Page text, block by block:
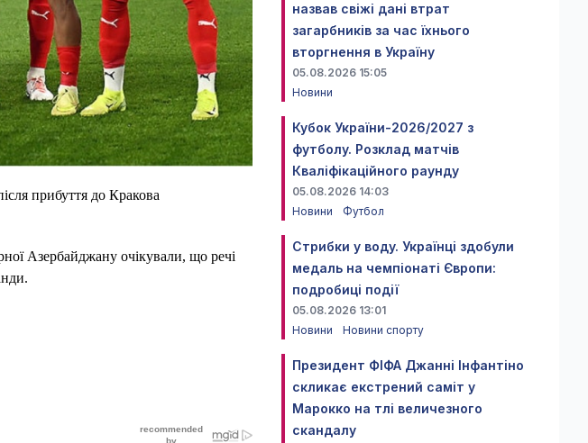
прибуття до Кракова
Азербайджану очікували, що речі
назвав свіжі дані втрат
загарбників за час їхнього
вторгнення в Україну
05.08.2026 15:05
Новини
Кубок України-2026/2027 з
футболу. Розклад матчів
Кваліфікаційного раунду
05.08.2026 14:03
Новини
Футбол
Стрибки у воду. Українці здобули
медаль на чемпіонаті Європи:
подробиці події
05.08.2026 13:01
Новини
Новини спорту
Президент ФІФА Джанні Інфантіно
скликає екстрений саміт у
Марокко на тлі величезного
скандалу